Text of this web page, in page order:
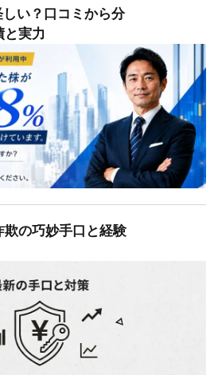
い？口コミから分
実力
欺の巧妙手口と経験